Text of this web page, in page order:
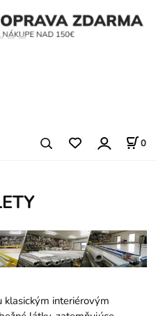
0
klasickým interiérovým